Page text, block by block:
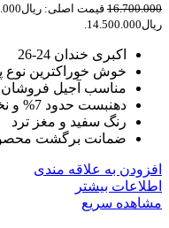
16.700.000 قیمت اصلی: ریال16.700.000 بود.
ریال14.500.000.
اکبری خندان 24-26
خوش خوراکترین نوع
مناسب آجیل
دهنبست حدود 7% و نخودو 10%
رنگ سفید و مغز ترد
ضمانت برگشت
افزودن به علاقه مندی
اطلاعات بیشتر
مشاهده سریع